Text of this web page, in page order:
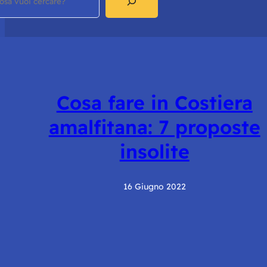
Cosa fare in Costiera
amalfitana: 7 proposte
insolite
16 Giugno 2022